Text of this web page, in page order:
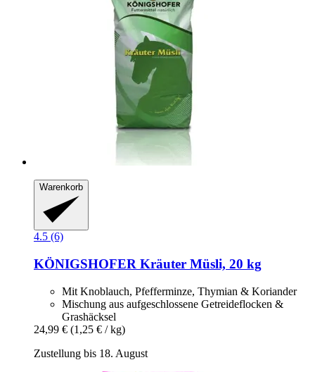
Warenkorb
4.5 (6)
KÖNIGSHOFER Kräuter Müsli, 20 kg
Mit Knoblauch, Pfefferminze, Thymian & Koriander
Mischung aus aufgeschlossene Getreideflocken &
Grashäcksel
24,99 € (1,25 € / kg)
Zustellung bis 18. August